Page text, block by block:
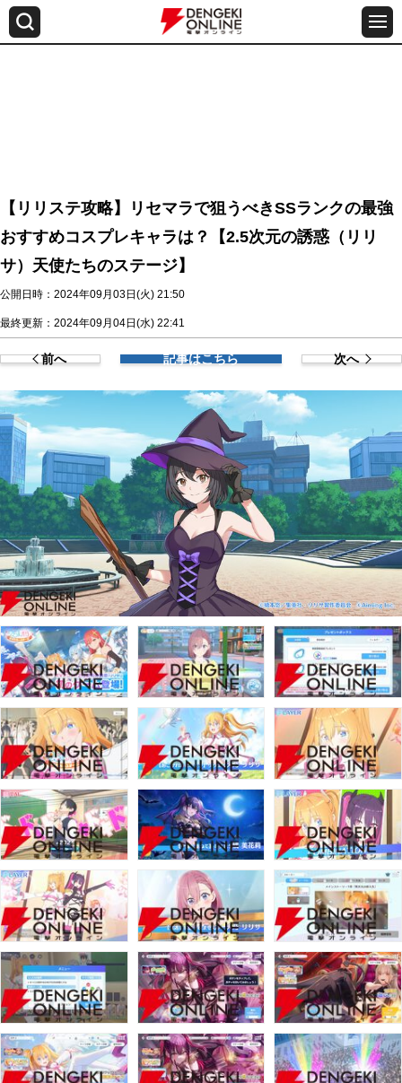
【リリステ攻略】リセマラで狙うべきSSランクの最強
おすすめコスプレキャラは？【2.5次元の誘惑（リリ
サ）天使たちのステージ】
公開日時：2024年09月03日(火) 21:50
最終更新：2024年09月04日(水) 22:41
前へ 記事はこちら 次へ